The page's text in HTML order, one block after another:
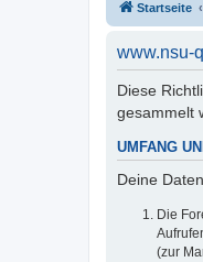
Startseite
www.nsu-
Diese
gesammelt
UMFANG
Deine
Die
(zur